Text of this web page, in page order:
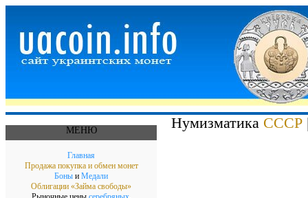
МЕНЮ
Главная
Продажа покупка и обмен монет
Боны и Медали
Облигации «Займа свободы»
Нумизматика СССР